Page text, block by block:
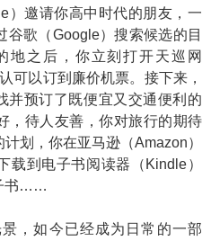
邀请你高中时代的朋友，一
歌（Google）搜索候选的目
地之后，你立刻打开天巡网
可以订到廉价机票。接下来，
并预订了既便宜又交通便利的
，待人友善，你对旅行的期待
划，你在亚马逊（Amazon）
载到电子书阅读器（Kindle）
书……
如今已经成为日常的一部